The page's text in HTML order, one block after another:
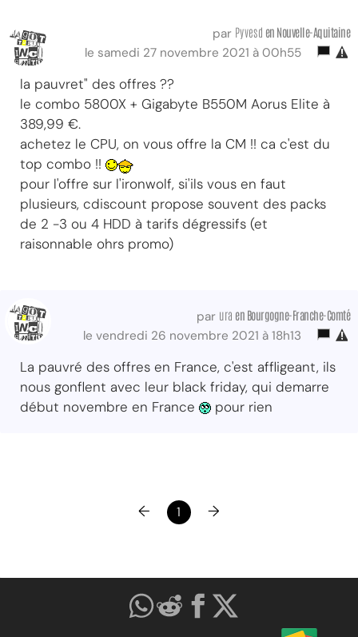
par Pyvesd en Nouvelle-Aquitaine
le samedi 27 novembre 2021 à 00h55
la pauvret" des offres ??
le combo 5800X + Gigabyte B550M Aorus Elite à
389,99 €.
achetez le CPU, on vous offre la CM !! ca c'est du
top combo !!
pour l'offre sur l'ironwolf, si'ils vous en faut
plusieurs, cdiscount propose souvent des packs
de 2 -3 ou 4 HDD à tarifs dégressifs (et
raisonnable ohrs promo)
par ura en Bourgogne-Franche-Comté
le vendredi 26 novembre 2021 à 18h13
La pauvré des offres en France, c'est affligeant, ils
nous gonflent avec leur black friday, qui demarre
début novembre en France
pour rien
← 1 →